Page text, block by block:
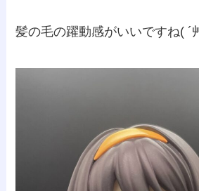
髪の毛の躍動感がいいですね( ´